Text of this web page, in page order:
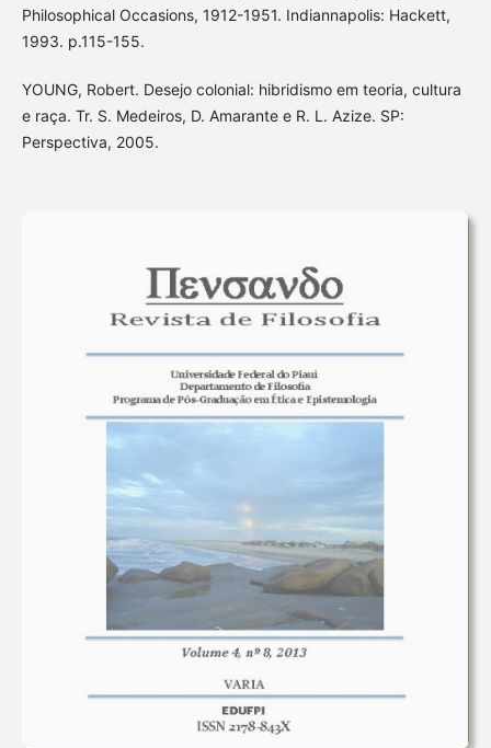
Philosophical Occasions, 1912-1951. Indiannapolis: Hackett,
1993. p.115-155.
YOUNG, Robert. Desejo colonial: hibridismo em teoria, cultura
e raça. Tr. S. Medeiros, D. Amarante e R. L. Azize. SP:
Perspectiva, 2005.